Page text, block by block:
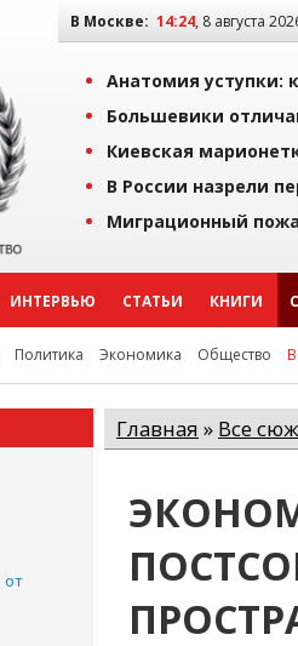
В Москве: 14:24, 8 августа
Анатомия уступки:
Большевики
Киевская
В России назрели
Миграционный
ИНТЕРВЬЮ СТАТЬИ КНИГИ
Политика Экономика Общество
от
Главная » Все